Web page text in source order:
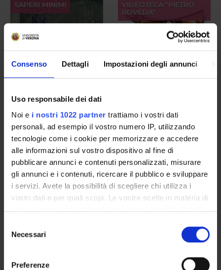
Consenso Dettagli Impostazioni degli annunci
Uso responsabile dei dati
Noi e i nostri 1022 partner trattiamo i vostri dati
personali, ad esempio il vostro numero IP, utilizzando
tecnologie come i cookie per memorizzare e accedere
alle informazioni sul vostro dispositivo al fine di
pubblicare annunci e contenuti personalizzati, misurare
gli annunci e i contenuti, ricercare il pubblico e sviluppare
i servizi. Avete la possibilità di scegliere chi utilizza i
vostri dati e per quali scopi. Le vostre scelte in materia di
privacy sono applicabili solo su questa proprietà digitale
modificare o revocare il proprio consenso in qualsiasi
momento dalla Dichiarazione sui cookie o facendo clic
delNecessari
Preferenze
SAPERI MINIMI
VIDEOTECA "PIETRO
ROVEDA"
MOBILITÀ
INTERNAZIONALE
VIDEO
PRESENTAZIONE
DIPSUM
VIDEO EVENTI TERZA
MISSIONE
Specializzazione in Metodi e Pratiche di rafforzamento dei
percorsi di presa in carico e accompagnamento sociale